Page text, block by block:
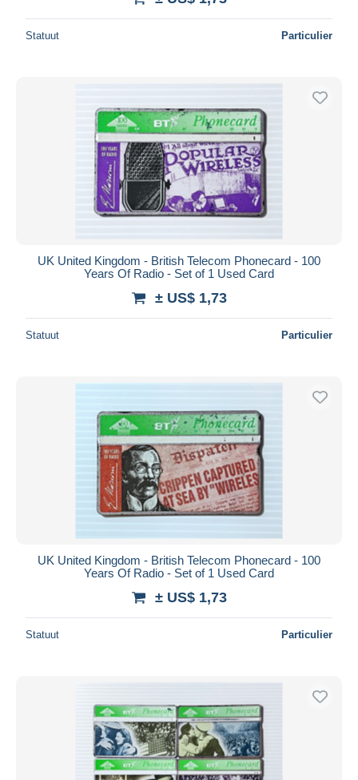
Statuut Particulier
UK United Kingdom - British Telecom Phonecard - 100
Years Of Radio - Set of 1 Used Card
± US$ 1,73
Statuut Particulier
UK United Kingdom - British Telecom Phonecard - 100
Years Of Radio - Set of 1 Used Card
± US$ 1,73
Statuut Particulier